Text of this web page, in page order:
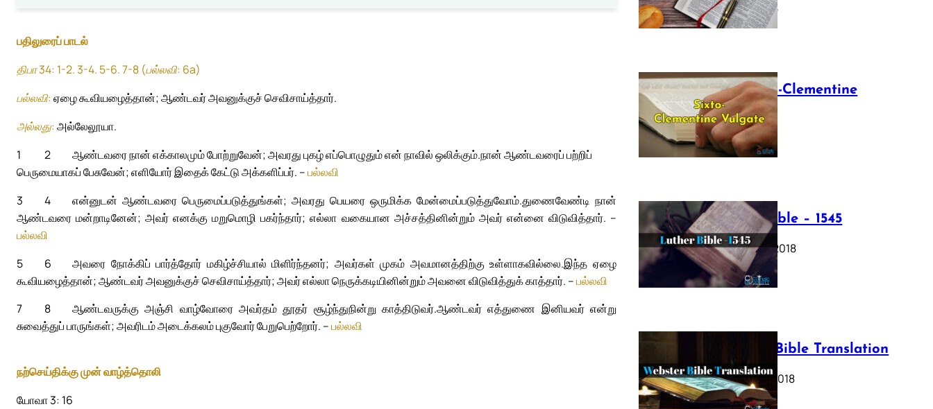
பதிலுரைப் பாடல்
திபா 34: 1-2. 3-4. 5-6. 7-8 (பல்லவி: 6a)
பல்லவி:ஏழை கூவியழைத்தான்; ஆண்டவர் அவனுக்குச் செவிசாய்த்தார்.
அல்லது:அல்லேலூயா.
1
ஆண்டவரை நான் எக்காலமும் போற்றுவேன்; அவரது புகழ் எப்பொழுதும் என் நாவில் ஒலிக்கும்.
2
நான் ஆண்டவரைப் பற்றிப்
பெருமையாகப் பேசுவேன்; எளியோர் இதைக் கேட்டு அக்களிப்பர். –பல்லவி
3
என்னுடன் ஆண்டவரை பெருமைப்படுத்துங்கள்; அவரது பெயரை ஒருமிக்க மேன்மைப்படுத்துவோம்.
4
துணைவேண்டி நான்
ஆண்டவரை மன்றாடினேன்; அவர் எனக்கு மறுமொழி பகர்ந்தார்; எல்லா வகையான அச்சத்தினின்றும் அவர் என்னை விடுவித்தார். –
பல்லவி
5
அவரை நோக்கிப் பார்த்தோர் மகிழ்ச்சியால் மிளிர்ந்தனர்; அவர்கள் முகம் அவமானத்திற்கு உள்ளாகவில்லை.
6
இந்த ஏழை
கூவியழைத்தான்; ஆண்டவர் அவனுக்குச் செவிசாய்த்தார்; அவர் எல்லா நெருக்கடியினின்றும் அவனை விடுவித்துக் காத்தார். –பல்லவி
7
ஆண்டவருக்கு அஞ்சி வாழ்வோரை அவர்தம் தூதர் சூழ்ந்துநின்று காத்திடுவர்.
8
ஆண்டவர் எத்துணை இனியவர் என்று
சுவைத்துப் பாருங்கள்; அவரிடம் அடைக்கலம் புகுவோர் பேறுபெற்றோர். –பல்லவி
நற்செய்திக்கு முன் வாழ்த்தொலி
யோவா 3: 16
July 16, 2025
The Sixto-Clementine
Vulgate
July 12, 2025
Luther Bible – 1545
October 17, 2018
Webster Bible Translation
October 11, 2018